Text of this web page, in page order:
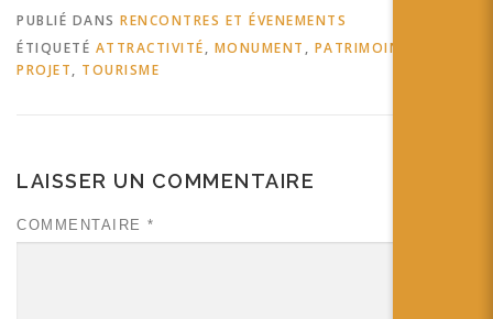
PUBLIÉ DANS RENCONTRES ET ÉVENEMENTS
ÉTIQUETÉ ATTRACTIVITÉ, MONUMENT , PATRIMOINE
PROJET, TOURISME
LAISSER UN COMMENTAIRE
COMMENTAIRE *